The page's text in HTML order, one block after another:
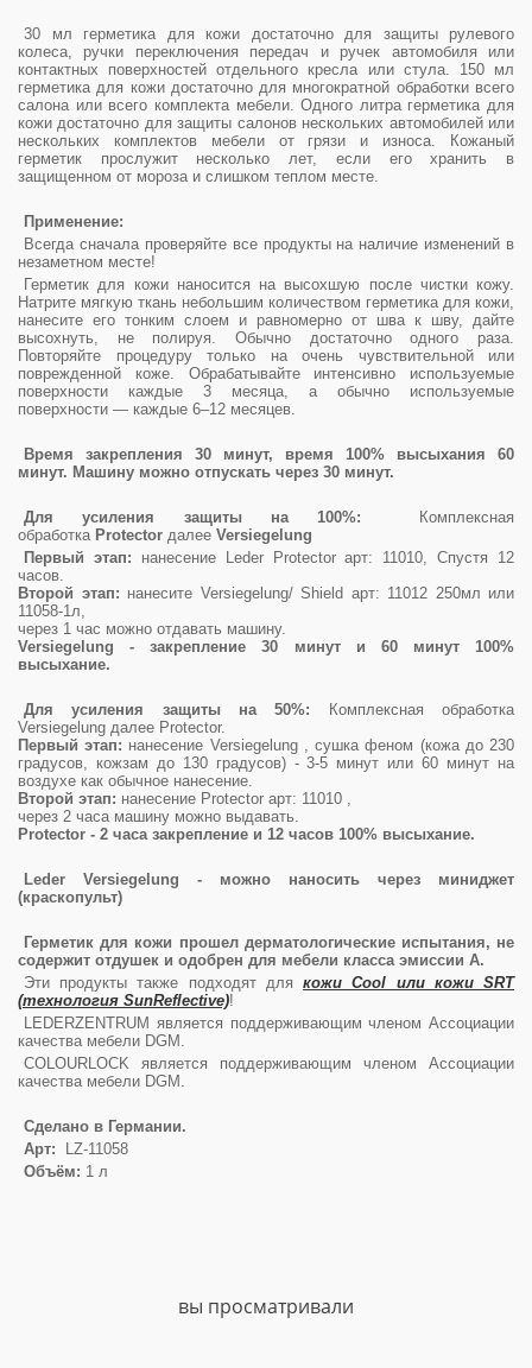
30 мл герметика для кожи достаточно для защиты рулевого
колеса, ручки переключения передач и ручек автомобиля или
контактных поверхностей отдельного кресла или стула. 150 мл
герметика для кожи достаточно для многократной обработки всего
салона или всего комплекта мебели. Одного литра герметика для
кожи достаточно для защиты салонов нескольких автомобилей или
нескольких комплектов мебели от грязи и износа. Кожаный
герметик прослужит несколько лет, если его хранить в
защищенном от мороза и слишком теплом месте.
Применение:
Всегда сначала проверяйте все продукты на наличие изменений в
незаметном месте!
Герметик для кожи наносится на высохшую после чистки кожу.
Натрите мягкую ткань небольшим количеством герметика для кожи,
нанесите его тонким слоем и равномерно от шва к шву, дайте
высохнуть, не полируя. Обычно достаточно одного раза.
Повторяйте процедуру только на очень чувствительной или
поврежденной коже. Обрабатывайте интенсивно используемые
поверхности каждые 3 месяца, а обычно используемые
поверхности — каждые 6–12 месяцев.
Время закрепления 30 минут, время 100% высыхания 60
минут. Машину можно отпускать через 30 минут.
Для усиления защиты на 100%:
Комплексная
обработкаProtector далее Versiegelung
Первый этап: нанесение Leder Protector арт: 11010, Спустя 12
часов.
Второй этап: нанесите Versiegelung/ Shield арт: 11012 250мл или
11058-1л,
через 1 час можно отдавать машину.
Versiegelung - закрепление 30 минут и 60 минут 100%
высыхание.
Для усиления защиты на 50%: Комплексная обработка
Versiegelung далее Protector.
Первый этап: нанесение Versiegelung , сушка феном (кожа до 230
градусов, кожзам до 130 градусов) - 3-5 минут или 60 минут на
воздухе как обычное нанесение.
Второй этап: нанесение Protector арт: 11010 ,
через 2 часа машину можно выдавать.
Protector - 2 часа закрепление и 12 часов 100% высыхание.
Leder Versiegelung - можно наносить через миниджет
(краскопульт)
Герметик для кожи прошел дерматологические испытания, не
содержит отдушек и одобрен для мебели класса эмиссии А.
Эти продукты также подходят длякожи Cool или кожи SRT
(технология SunReflective)!
LEDERZENTRUM является поддерживающим членом Ассоциации
качества мебели DGM.
COLOURLOCK является поддерживающим членом Ассоциации
качества мебели DGM.
Сделано в Германии.
Арт:
LZ-11058
Объём: 1 л
вы просматривали